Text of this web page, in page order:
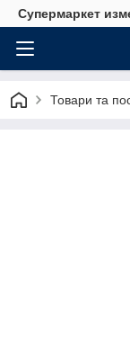
Супермаркет
Товари та